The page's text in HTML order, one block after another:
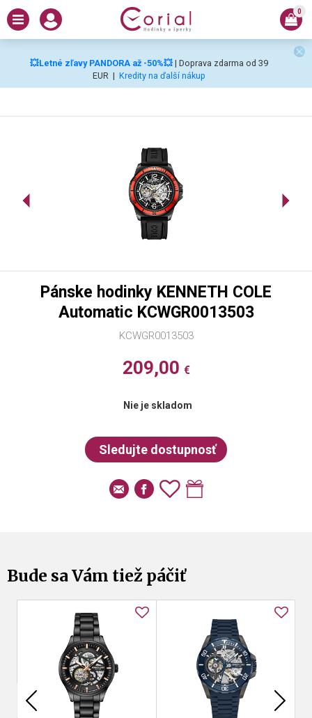
💥Letné zľavy PANDORA až -50%💥 | Doprava zdarma od 39
EUR | Kredity na ďalší nákup
0
KCWGR0013503
Pánske hodinky KENNETH COLE
Automatic KCWGR0013503
209,00 €
Nie je skladom
Bude sa Vám tiež páčiť